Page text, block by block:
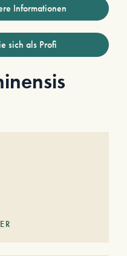
Informationen
sich als Profi